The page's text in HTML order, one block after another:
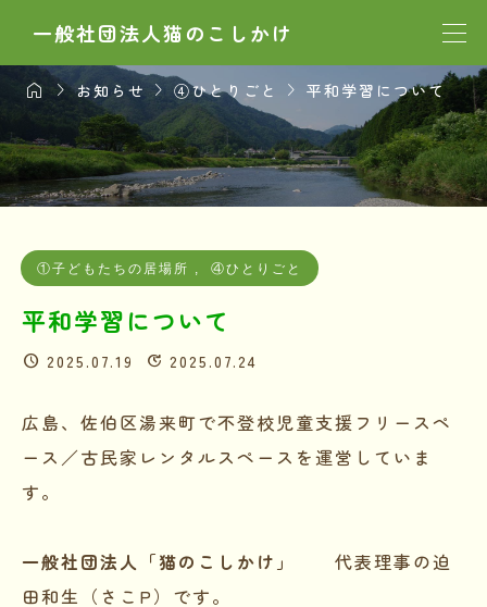
一般社団法人猫のこしかけ
 お知らせ ④ひとりごと  平和学習について
①子どもたちの居場所 ④ひとりごと
平和学習について
2025.07.19 2025.07.24
広島、佐伯区湯来町で不登校児童支援フリースペ
ース／古民家レンタルスペースを運営していま
す。
一般社団法人「猫のこしかけ」
代表理事の迫
田和生（さこP）です。